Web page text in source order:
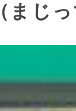
（まじ